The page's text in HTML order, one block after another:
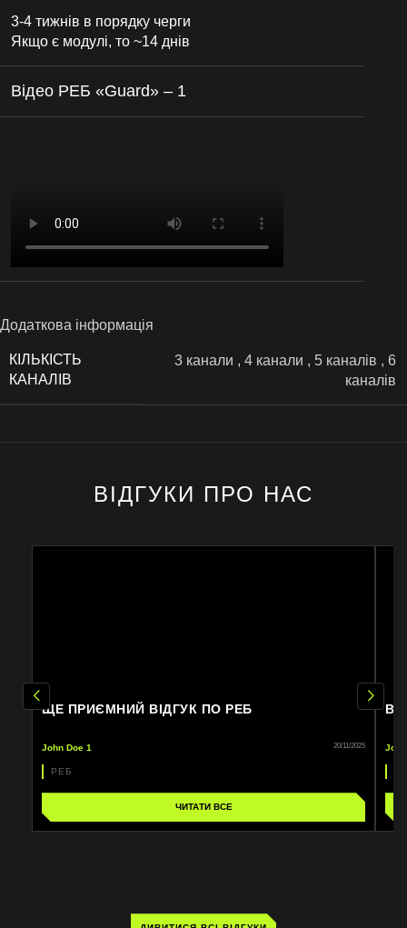
3-4 тижнів в порядку черги
Якщо є модулі, то ~14 днів
Відео РЕБ «Guard» – 1
Додаткова інформація
КІЛЬКІСТЬ
КАНАЛІВ
3 канали , 4 канали , 5 каналів , 6
каналів
ВІДГУКИ ПРО НАС
ЩЕ ПРИЄМНИЙ ВІДГУК ПО РЕБ
John Doe 1 20/11/2025
РЕБ
ЧИТАТИ ВСЕ